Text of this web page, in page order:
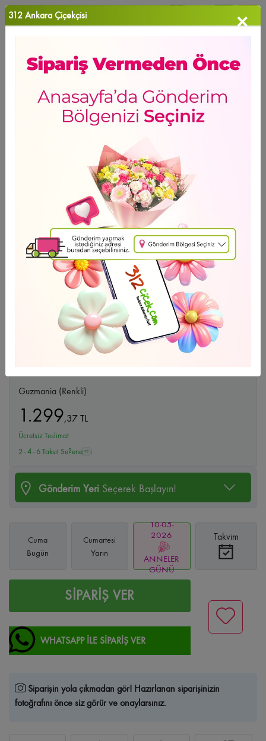
Anasayfa>Guzmania (Renkli)
HAFTANIN ÜRÜNÜ
Guzmania (Renkli)
1.299,37 TL
Ücretsiz Teslimat
2 - 4 - 6 Taksit Se?enei
Gönderim Yeri Seçerek Başlayın!
Cuma
Bugün
Cumartesi
Yarın
10-05-
2026
ANNELER
GÜNÜ
Takvim
SİPARİŞ VER
WHATSAPP İLE SİPARİŞ VER
Siparişin yola çıkmadan gör! Hazırlanan siparişinizin
fotoğrafını önce siz görür ve onaylarsınız.
312 Ankara Çiçekçisi ×